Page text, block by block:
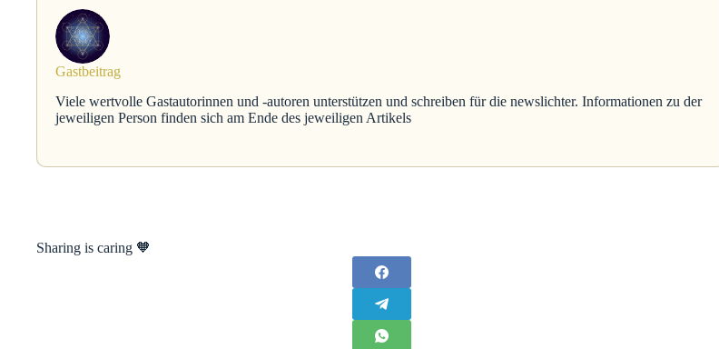
Sharing is caring 🧡
Gastbeitrag
Viele wertvolle Gastautorinnen und -autoren unterstützen und schreiben für die newslichter. Informationen zu der
jeweiligen Person finden sich am Ende des jeweiligen Artikels